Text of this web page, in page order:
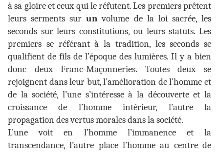
à sa gloire et ceux qui le réfutent. Les premiers prêtent
leurs serments surun volume de la loi sacrée, les
seconds sur leurs constitutions, ou leurs statuts. Les
premiers se référant à la tradition, les seconds se
qualifient de fils de l’époque des lumières. Il y a bien
donc deux Franc-Maçonneries. Toutes deux se
rejoignent dans leur but, l’amélioration de l’homme et
de la société, l’une s’intéresse à la découverte et la
croissance de l’homme intérieur, l’autre la
propagation des vertus morales dans la société.
L’une voit en l’homme l’immanence et la
transcendance, l’autre place l’homme au centre de